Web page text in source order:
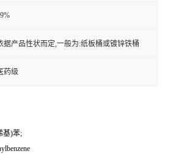
据产品性状而定,一般为:纸板桶或镀锌铁桶
药级
基)苯;